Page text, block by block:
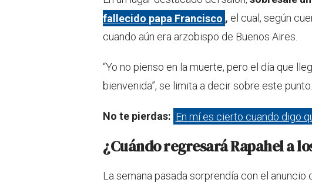
fallecido papa Francisco , el cual, según
cuando aún era arzobispo de Buenos Aires.
“Yo no pienso en la muerte, pero el día que
bienvenida”, se limita a decir sobre este punto.
No te pierdas: En mí es cierto cuando digo
¿Cuándo regresará Rapahel a
La semana pasada sorprendía con el anuncio